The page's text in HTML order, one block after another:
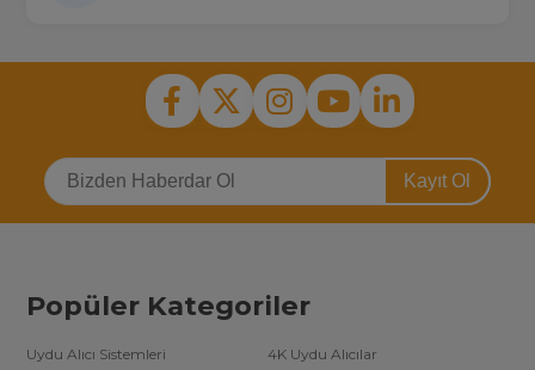
Kayıt Ol
Popüler Kategoriler
Uydu Alıcı Sistemleri
4K Uydu Alıcılar